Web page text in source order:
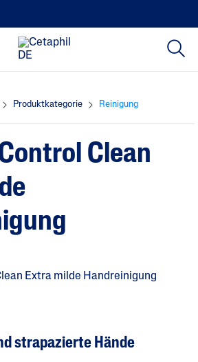
Produktkategorie Reinigung
Clean
strapazierte Hände